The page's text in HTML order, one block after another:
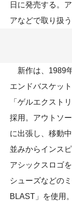
日に発売する。
アなどで取り扱う
新作は、1989
エンドバスケッ
「ゲルエクスト
採用。アウトソ
に出張し、移動
並みからインス
アシックスロゴ
シューズなどの
BLAST」を使用